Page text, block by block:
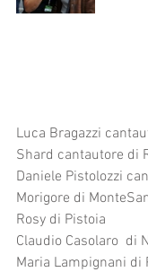
Luca Bragazzi
Shard cantautore di
Daniele Pistolozzi
Morigore di
Rosy di Pistoia
Claudio Casolaro  di
Maria Lampignani di